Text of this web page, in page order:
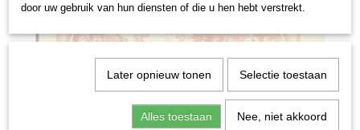
door uw gebruik van hun diensten of die u hen hebt verstrekt.
Later opnieuw tonen Selectie toestaan
Alles toestaan Nee, niet akkoord